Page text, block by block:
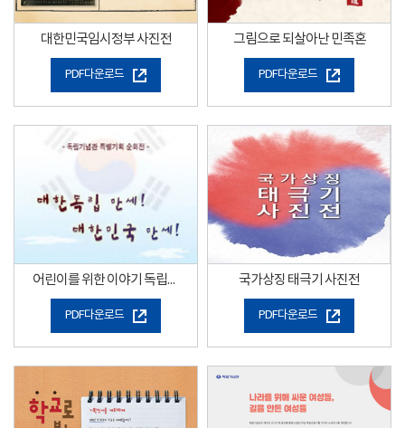
대한민국임시정부 사진전
PDF다운로드
그림으로 되살아난 민족혼
PDF다운로드
어린이를 위한 이야기 독립운동사
PDF다운로드
국가상징 태극기 사진전
PDF다운로드